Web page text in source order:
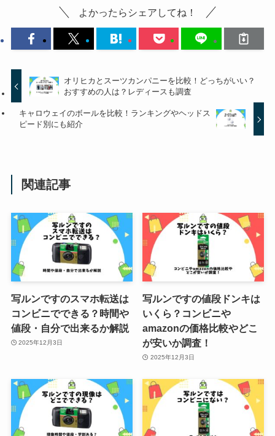
ヤンヤンつけボーは生産終了？売
クラブツーリズムのクーポン・キ
ャンペーン一覧！取得方法や割引
込みは可能？注意すべきポイント
まとめ
ネルマットレスの枕の選び方は？
心地や相性も調査
【ジュリーク】ボディオイルの使
池田工芸は芸能人に人気?店舗は
よかったらシェアしてね！
オリヒカとスーツカンパニーを比較！どっちがいい？
おすすめの人は？レディースも調査
キャロウェイのボールを比較！ランキングやヘッドス
ピード別にも紹介
関連記事
写ルンですのスマホ転送は
コンビニでできる？時間や
値段・自分で出来るか解説
2025年12月3日
写ルンですの値段ドンキは
いくら？コンビニや
amazonの価格比較やどこ
が安いか調査！
2025年12月3日